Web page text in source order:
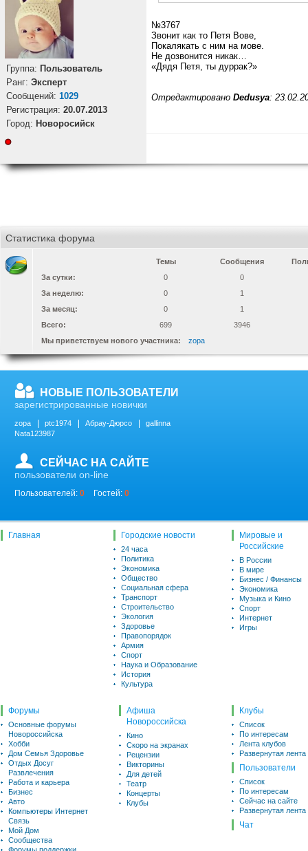
Группа: Пользователь
Ранг: Эксперт
Cообщений: 1029
Регистрация: 20.07.2013
Город: Новоросийск
№3767
Звонит как то Петя Вове,
Покалякать с ним на мове.
Не дозвонится никак…
«Дядя Петя, ты дуррак?»
Отредактировано Dedusya:
Статистика форума
Темы Сообщения
За сутки:
0
0
За неделю:
0
1
За месяц:
0
1
Всего:
699
3946
Мы приветствуем нового участника:
zopa
НОВЫЕ ПОЛЬЗОВАТЕЛИ
зарегистрированные новички
zopa ptc1974 Абрау-Дюрсо
gallinna
Nata123987
СЕЙЧАС НА САЙТЕ
пользователи on-line
Пользователей: 0 Гостей: 0
Главная Городские новости
24 часа
Политика
Экономика
Общество
Социальная сфера
Транспорт
Строительство
Экология
Здоровье
Правопорядок
Армия
Спорт
Наука и Образование
История
Культура
Мировые и
Российские
В России
В мире
Бизнес / Финансы
Экономика
Музыка и Кино
Спорт
Интернет
Игры
Форумы
Основные форумы
Новороссийска
Хобби
Дом Семья Здоровье
Отдых Досуг
Развлечения
Работа и карьера
Бизнес
Авто
Компьютеры Интернет
Связь
Мой Дом
Сообщества
Афиша
Новороссийска
Кино
Скоро на экранах
Рецензии
Викторины
Для детей
Театр
Концерты
Клубы
Клубы
Список
По интересам
Лента клубов
Развернутая лента
Пользователи
Список
По интересам
Сейчас на сайте
Развернутая лента
Чат